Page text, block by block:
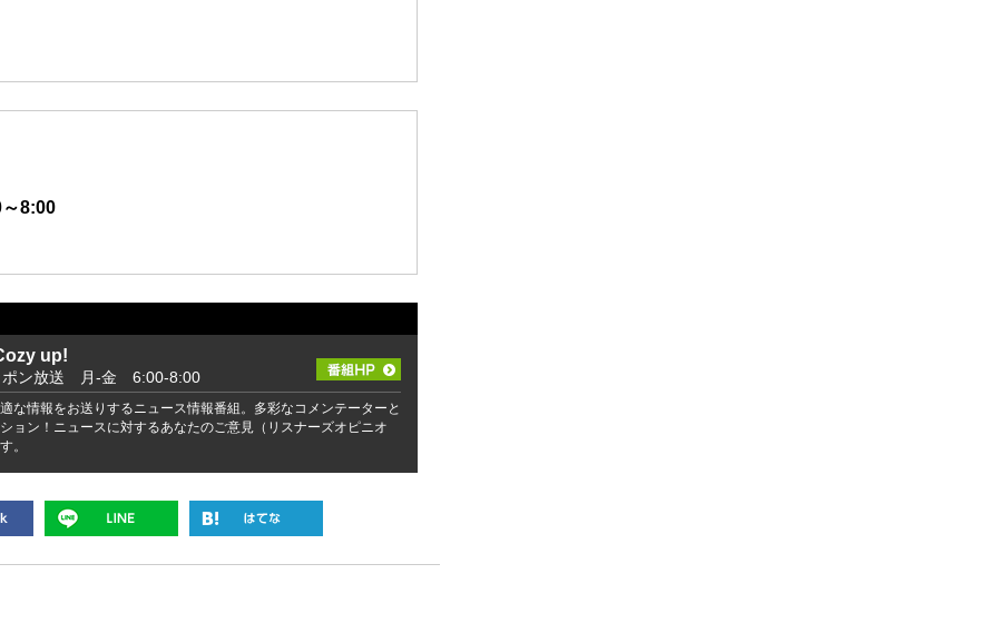
8:00
up!
ポン放送 月-金 6:00-8:00
な情報をお送りするニュース情報番組。多彩なコメンテーターと
ョン！ニュースに対するあなたのご意見（リスナーズオピニオ
。